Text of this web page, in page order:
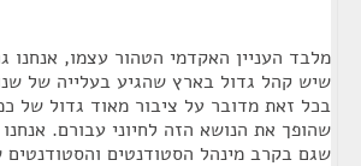
מלבד העניין האקדמי הטהור עצמו, אנחנו
בכל זאת מדובר על ציבור מאוד גדול של
שהופך את הנושא הזה לחיוני עבורם.
שגם בקרב מינהל הסטודנטים והסטודנטים